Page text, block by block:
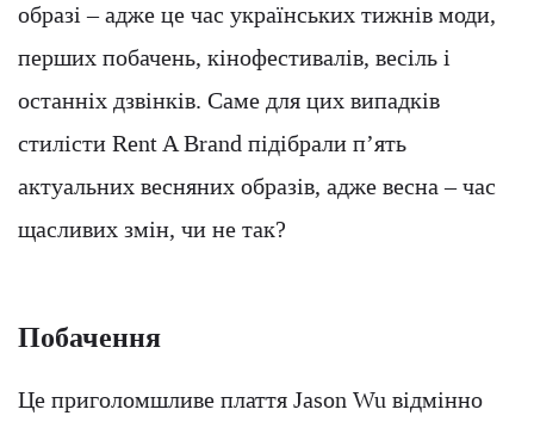
образі – адже це час українських тижнів моди,
перших побачень, кінофестивалів, весіль і
останніх дзвінків. Саме для цих випадків
стилісти Rent A Brand підібрали п’ять
актуальних весняних образів, адже весна – час
щасливих змін, чи не так?
Побачення
Це приголомшливе плаття Jason Wu відмінно